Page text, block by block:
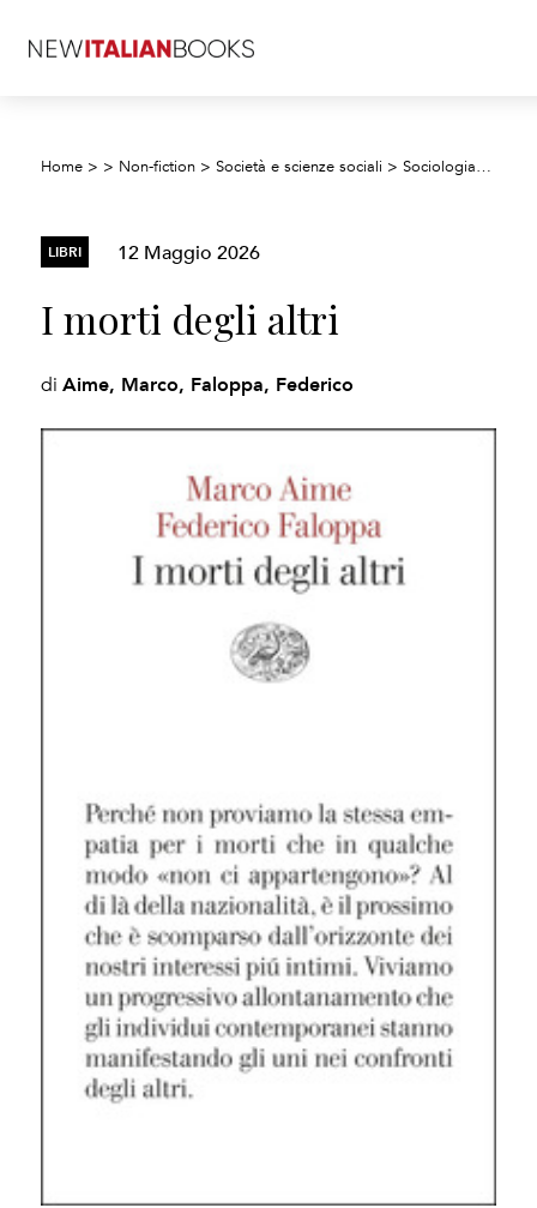
Home > > Non-fiction >Società e scienze sociali >Sociologia e antropologia
LIBRI 12 Maggio 2026
I morti degli altri
diAime, Marco, Faloppa, Federico